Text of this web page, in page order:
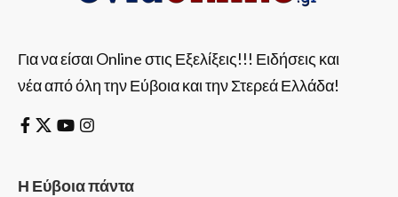
Για να είσαι Online στις Εξελίξεις!!! Ειδήσεις και
νέα από όλη την Εύβοια και την Στερεά Ελλάδα!
Η Εύβοια πάντα